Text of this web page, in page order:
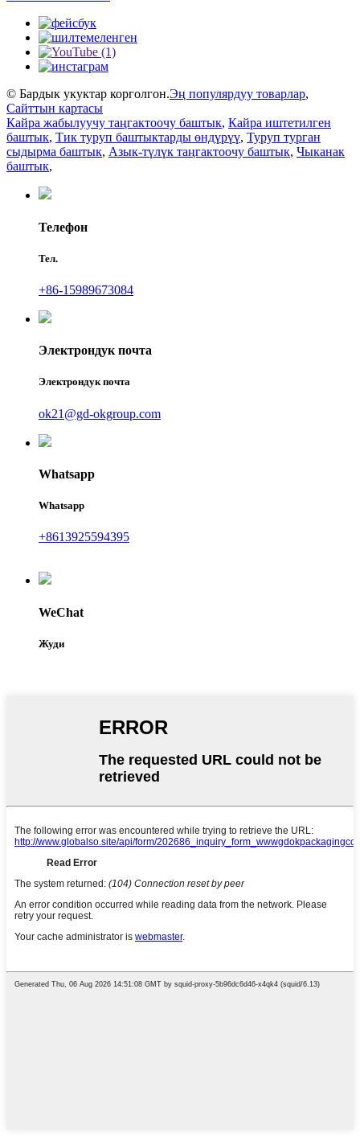
© Бардык укуктар корголгон.Эң популярдуу товарлар,
Сайттын картасы
Кайра жабылуучу таңгактоочу баштык, Кайра иштетилген
баштык, Тик туруп баштыктарды өндүрүү, Туруп турган
сыдырма баштык, Азык-түлүк таңгактоочу баштык, Чыканак
баштык,
Телефон
Тел.
+86-15989673084
Электрондук почта
Электрондук почта
ok21@gd-okgroup.com
Whatsapp
Whatsapp
+8613925594395
WeChat
Жуди